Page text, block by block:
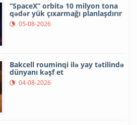
“SpaceX” orbitə 10 milyon tona
qədər yük çıxarmağı planlaşdırır
05-08-2026
Bakcell rouminqi ilə yay tətilində
dünyanı kəşf et
04-08-2026